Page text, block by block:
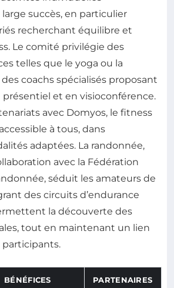
succès, en particulier
recherchant équilibre et
Le comité privilégie des
telles que le yoga ou la
coachs spécialisés proposant
présentiel et en visioconférence.
avec Domyos, le fitness
à tous, dans
adaptées. La randonnée,
avec la Fédération
séduit les amateurs de
des circuits d’endurance
la découverte des
tout en maintenant un lien
BÉNÉFICES
PARTENAIRES